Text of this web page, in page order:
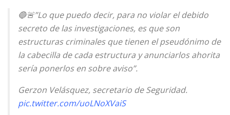
🔵🚨”Lo que puedo decir, para no violar el debido
secreto de las investigaciones, es que son
estructuras criminales que tienen el pseudónimo de
la cabecilla de cada estructura y anunciarlos ahorita
sería ponerlos en sobre aviso”.
Gerzon Velásquez, secretario de Seguridad.
pic.twitter.com/uoLNoXVaiS